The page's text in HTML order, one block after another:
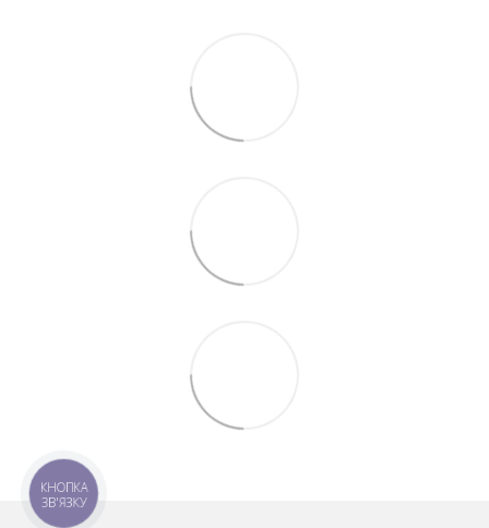
КНОПКА
ЗВ'ЯЗКУ